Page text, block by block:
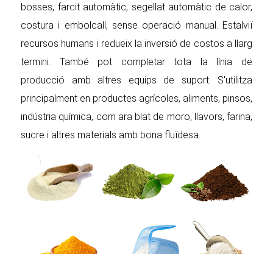
bosses, farcit automàtic, segellat automàtic de calor,
costura i embolcall, sense operació manual. Estalviï
recursos humans i redueix la inversió de costos a llarg
termini. També pot completar tota la línia de
producció amb altres equips de suport. S'utilitza
principalment en productes agrícoles, aliments, pinsos,
indústria química, com ara blat de moro, llavors, farina,
sucre i altres materials amb bona fluïdesa.